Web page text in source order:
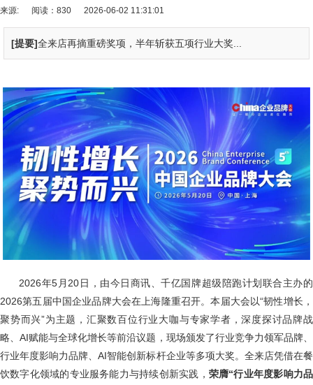
来源: 阅读：830 2026-06-02 11:31:01
[提要]全来店再摘重磅奖项，半年斩获五项行业大奖...
2026年5月20日，由今日商讯、千亿国牌超级陪跑计划联合主办的
2026第五届中国企业品牌大会在上海隆重召开。本届大会以“韧性增长，
聚势而兴”为主题，汇聚数百位行业大咖与专家学者，深度探讨品牌战
略、AI赋能与全球化增长等前沿议题，现场颁发了行业竞争力领军品牌、
行业年度影响力品牌、AI智能创新标杆企业等多项大奖。全来店凭借在餐
饮数字化领域的专业服务能力与持续创新实践， 荣膺“行业年度影响力品